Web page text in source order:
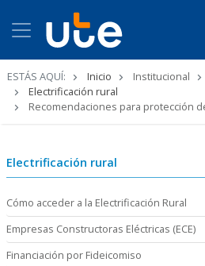
ESTÁS AQUÍ: Inicio Institucional
Electrificación rural
Recomendaciones para protección
Electrificación rural
Cómo acceder a la Electrificación Rural
Empresas Constructoras Eléctricas (ECE)
Financiación por Fideicomiso